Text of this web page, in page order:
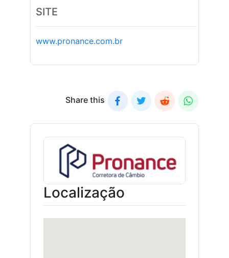
SITE
www.pronance.com.br
Share this
Localização